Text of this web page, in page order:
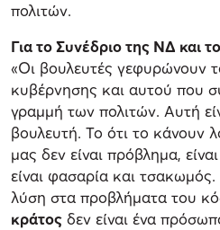
πολιτών.
Για το Συνέδριο της ΝΔ και
«Οι βουλευτές γεφυρώνουν
κυβέρνησης και αυτού που
γραμμή των πολιτών. Αυτή
βουλευτή. Το ότι το κάνουν
μας δεν είναι πρόβλημα,
είναι φασαρία και τσακωμός.
λύση στα προβλήματα του
κράτος δεν είναι ένα